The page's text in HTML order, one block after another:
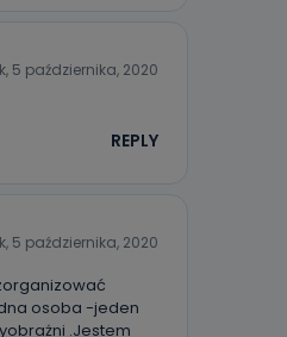
5 października, 2020
REPLY
5 października, 2020
osoba -jeden
.Jestem